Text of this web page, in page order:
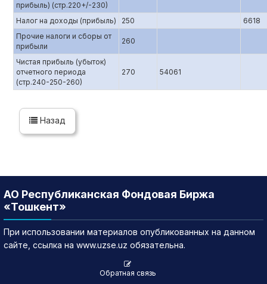
прибыль) (стр.220+/-230)
Налог на доходы (прибыль) 250
6618
Прочие налоги и сборы от
прибыли
260
Чистая прибыль (убыток)
отчетного периода
(стр.240-250-260)
270 54061
Назад
АО Республиканская Фондовая Биржа
«Тошкент»
При использовании материалов опубликованных на данном
сайте, ссылка на www.uzse.uz обязательна.
Обратная связь